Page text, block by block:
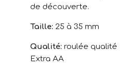
de découverte.
Taille: 25 à 35 mm
Qualité: roulée qualité
Extra AA